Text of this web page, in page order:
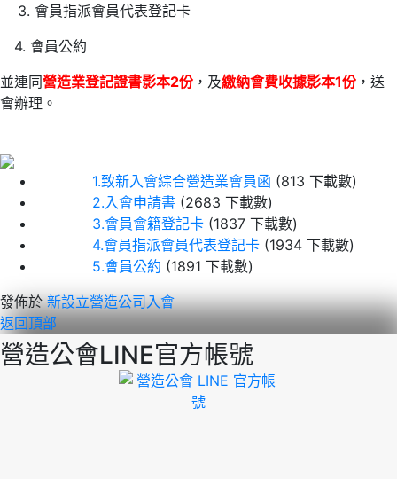
3. 會員指派會員代表登記卡
4. 會員公約
並連同營造業登記證書影本2份 ，及繳納會費收據影本1份 ，送
會辦理。
1.致新入會綜合營造業會員函 (813 下載數)
2.入會申請書 (2683 下載數)
3.會員會籍登記卡 (1837 下載數)
4.會員指派會員代表登記卡 (1934 下載數)
5.會員公約 (1891 下載數)
發佈於 新設立營造公司入會
返回頂部
營造公會LINE官方帳號